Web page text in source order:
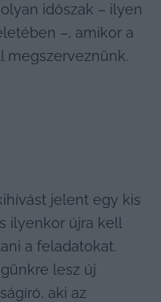
időszak – ilyen
–, amikor a
megszerveznünk.
jelent egy kis
ilyenkor újra kell
a feladatokat.
lesz új
aki az